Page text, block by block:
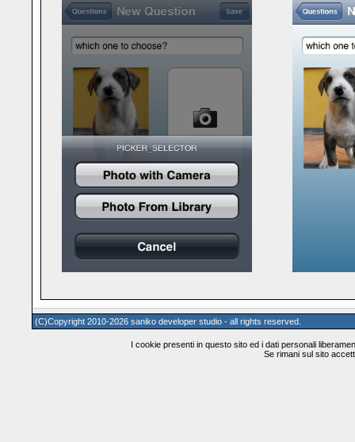
(C)Copyright 2010-2026 saniko developer studio - all rights reserved.
I cookie presenti in questo sito ed i dati personali
Se rimani sul sito